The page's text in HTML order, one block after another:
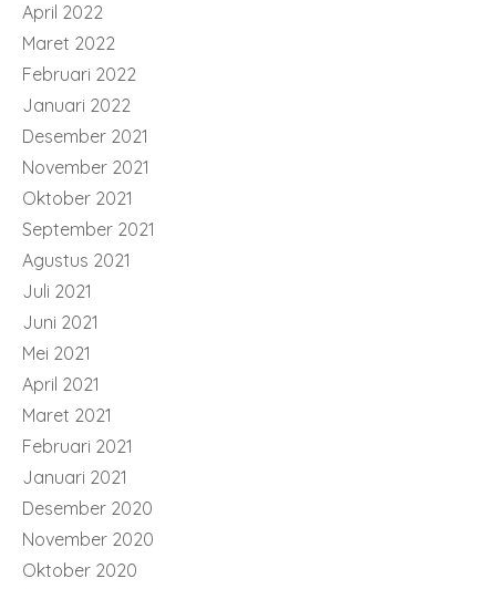
April 2022
Maret 2022
Februari 2022
Januari 2022
Desember 2021
November 2021
Oktober 2021
September 2021
Agustus 2021
Juli 2021
Juni 2021
Mei 2021
April 2021
Maret 2021
Februari 2021
Januari 2021
Desember 2020
November 2020
Oktober 2020